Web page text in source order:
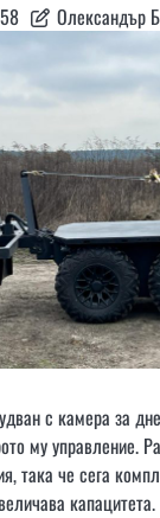
Олександър
с камера за
му управление.
така че сега
капацитета.